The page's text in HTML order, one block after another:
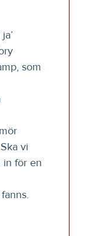
som
vi
in för en